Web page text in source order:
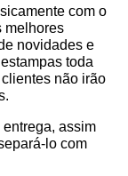
com o
melhores
novidades e
toda
não irão
assim
lo com